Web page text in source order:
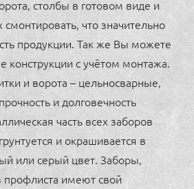
столбы в готовом виде и
смонтировать, что значительно
продукции. Так же Вы можете
конструкции с учётом монтажа.
и ворота – цельносварные,
и долговечность
часть всех заборов
и окрашивается в
или серый цвет. Заборы,
профлиста имеют свой